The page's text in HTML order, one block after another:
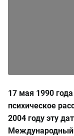
17 мая 1990
психическое
2004 году эту
Международный